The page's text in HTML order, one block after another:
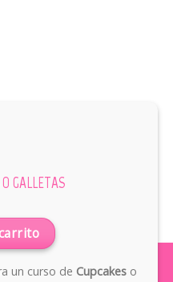
GALLETAS
un curso de Cupcakeso